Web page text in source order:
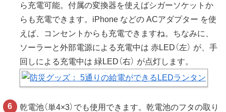
ら充電可能。付属の変換器を使えばシガーソケットか
らも充電できます。iPhone などの ACアダプター を使
えば、コンセントからも充電できますね。ちなみに、
ソーラーと外部電源による充電中は 赤LED（左） が、手
回しによる充電中は 緑LED（右） が点灯します。
乾電池（単4×3）でも使用できます。乾電池のフタの取り